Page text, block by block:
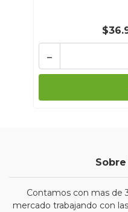
-
Contamos con mas de
mercado trabajando con